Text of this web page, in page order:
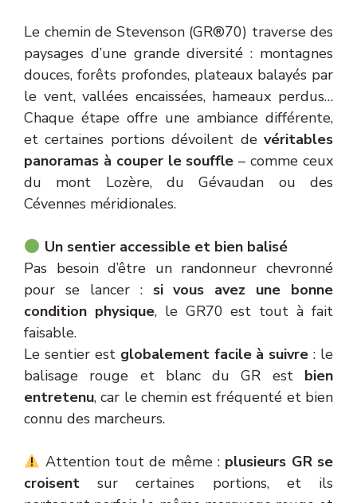
Le chemin de Stevenson (GR®70) traverse des
paysages d’une grande diversité : montagnes
douces, forêts profondes, plateaux balayés par
le vent, vallées encaissées, hameaux perdus…
Chaque étape offre une ambiance différente,
et certaines portions dévoilent de véritables
panoramas à couper le souffle – comme ceux
du mont Lozère, du Gévaudan ou des
Cévennes méridionales.
Un sentier accessible et bien balisé
Pas besoin d’être un randonneur chevronné
pour se lancer : si vous avez une bonne
condition physique, le GR70 est tout à fait
faisable.
Le sentier est globalement facile à suivre : le
balisage rouge et blanc du GR est bien
entretenu, car le chemin est fréquenté et bien
connu des marcheurs.
Attention tout de même : plusieurs GR se
croisent sur certaines portions, et ils